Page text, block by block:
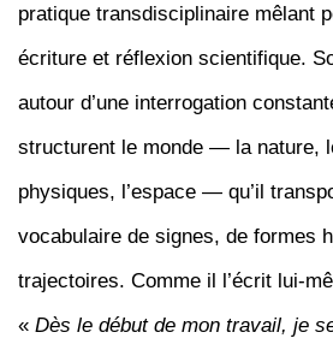
pratique transdisciplinaire mêlant
écriture et réflexion scientifique.
autour d’une interrogation
structurent le monde — la nature,
physiques, l’espace — qu’il
vocabulaire de signes, de formes
trajectoires. Comme il l’écrit lui-
« Dès le début de mon travail, je